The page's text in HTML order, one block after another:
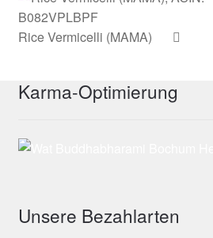
Rice Vermicelli (MAMA)
Karma-Optimierung
Unsere Bezahlarten